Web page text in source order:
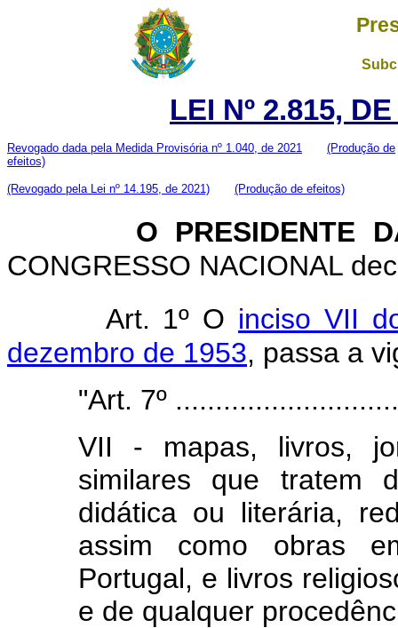
LEI Nº 2.815,
Revogado dada pela Medida Provisória nº 1.040, de 2021
(Produção de
efeitos)
(Revogado pela Lei nº 14.195, de 2021) (Produção de efeitos)
O PRESIDENTE
CONGRESSO NACIONAL
Art. 1º O inciso VII
dezembro de 1953, passa a
"Art. 7º
VII - mapas, livros,
similares que tratem
didática ou literária,
assim como obras
Portugal, e livros
e de qualquer